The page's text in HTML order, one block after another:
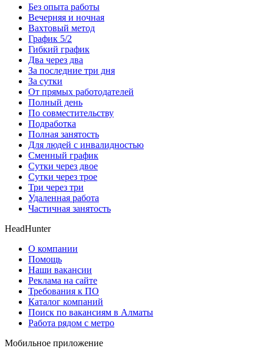
Без опыта работы
Вечерняя и ночная
Вахтовый метод
График 5/2
Гибкий график
Два через два
За последние три дня
За сутки
От прямых работодателей
Полный день
По совместительству
Подработка
Полная занятость
Для людей с инвалидностью
Сменный график
Сутки через двое
Сутки через трое
Три через три
Удаленная работа
Частичная занятость
HeadHunter
О компании
Помощь
Наши вакансии
Реклама на сайте
Требования к ПО
Каталог компаний
Поиск по вакансиям в Алматы
Работа рядом с метро
Мобильное приложение